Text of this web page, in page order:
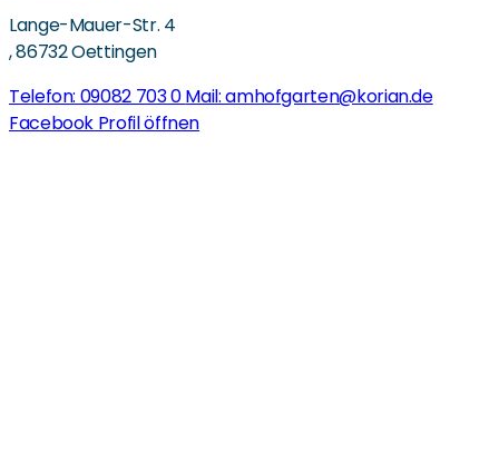
Lange-Mauer-Str. 4
,86732 Oettingen
Telefon: 09082 703 0Mail: amhofgarten@korian.de
Facebook Profil öffnen